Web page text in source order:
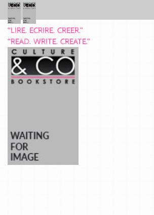
“LIRE. ECRIRE. CREER.”
“READ. WRITE. CREATE.”